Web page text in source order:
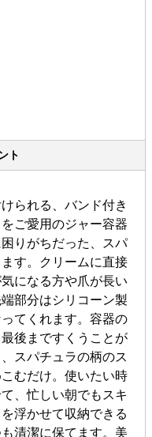
ト
られる、バンド付き
ご愛用のジャー容器
りがちだった、スパ
す。クリームに直接
になる方や爪が長い
部分はシリコーン製
てくれます。容器の
後まですくうことが
スパチュラの柄のス
むだけ。使いたい時
、忙しい朝でもスキ
浮かせて収納できる
清潔に保てます。美